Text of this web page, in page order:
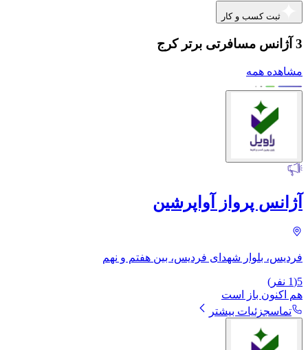
ثبت کسب و کار
3 آژانس مسافرتی برتر کرج
مشاهده همه
آژانس پرواز آواپرشین
فردیس، بلوار شهدای فردیس، بین هفتم و نهم
5
(
1 نفر)
هم اکنون باز است
تماسجزئیات بیشتر